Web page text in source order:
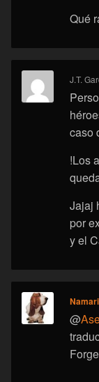
Qué
J.T.
caso
!Los
Jajaj
por
y el
@